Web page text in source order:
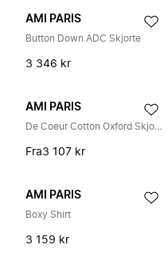
AMI PARIS
Button Down ADC Skjorte
3 346 kr
AMI PARIS
De Coeur Cotton Oxford Skjorte med knappestolpe
Fra3 107 kr
AMI PARIS
Boxy Shirt
3 159 kr